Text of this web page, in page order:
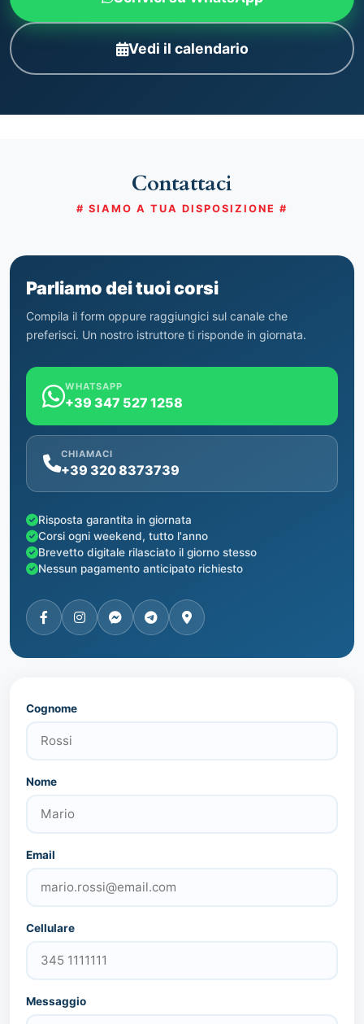
Vedi il calendario
Contattaci
# SIAMO A TUA DISPOSIZIONE #
Parliamo dei tuoi corsi
Compila il form oppure raggiungici sul canale che
preferisci. Un nostro istruttore ti risponde in giornata.
WHATSAPP
+39 347 527 1258
CHIAMACI
+39 320 8373739
Risposta garantita in giornata
Corsi ogni weekend, tutto l'anno
Brevetto digitale rilasciato il giorno stesso
Nessun pagamento anticipato richiesto
Cognome
Nome
Email
Cellulare
Messaggio